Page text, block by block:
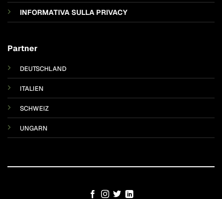
INFORMATIVA SULLA PRIVACY
Partner
DEUTSCHLAND
ITALIEN
SCHWEIZ
UNGARN